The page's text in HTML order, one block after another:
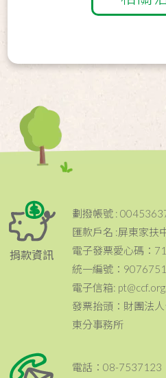
捐款資訊
劃撥帳號 :
匯款戶名 :屏東家扶
電子發票愛心碼：
統一編號：
電子信箱:
發票抬頭：財團法
東分事務所
電話：08-7537123